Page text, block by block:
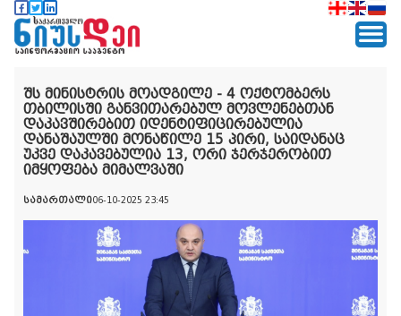
შს მინისტრის მოადგილე - 4 ოქტომბერს
თბილისში განვითარებულ მოვლენებთან
დაკავშირებით იდენტიფიცირებულია
დანაშაულში მონაწილე 15 პირი, საიდანაც
უკვე დაკავებულია 13, ორი ჯერჯერობით
იმყოფება მიმალვაში
სამართალი06-10-2025 23:45